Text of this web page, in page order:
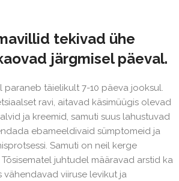
tekivad ühe
järgmisel päeval.
paraneb täielikult 7-10 päeva jooksul.
ravi, aitavad käsimüügis olevad
ja kreemid, samuti suus lahustuvad
ebameeldivaid sümptomeid ja
Samuti on neil kerge
juhtudel määravad arstid ka
vähendavad viiruse levikut ja